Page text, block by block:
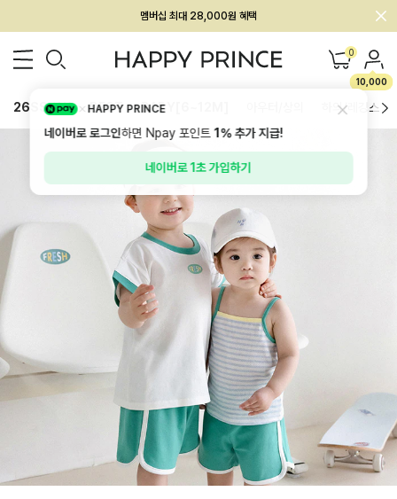
회원전용 아울렛, 가입하면 ~60% 할인!
멤버십 최대 28,000원 혜택 0
10,000
26SS 신상 BEST BABY[6~12M] 하의/레깅스
HAPPY PRINCE
네이버로 로그인하면 Npay 포인트1%추가 지급!
네이버로 1초 가입하기